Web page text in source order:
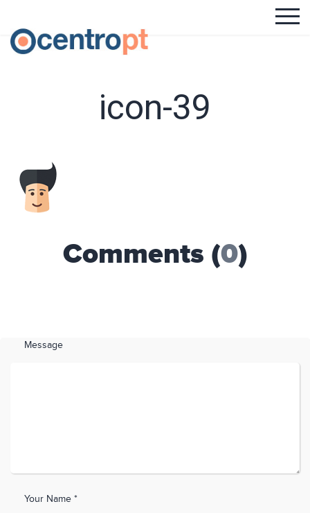
icon-39
Comments (0)
Message
Your Name *